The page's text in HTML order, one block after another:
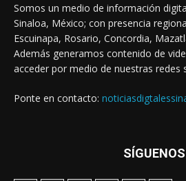
Somos un medio de información
Sinaloa, México; con presencia
Escuinapa, Rosario, Concordia,
Además generamos contenido de
acceder por medio de nuestras redes
Ponte en contacto:
SÍGUENOS